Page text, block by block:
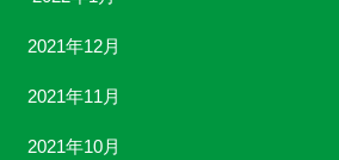
2021年12月
2021年11月
2021年10月